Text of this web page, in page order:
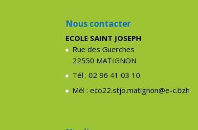
Nous contacter
ECOLE SAINT JOSEPH
Rue des Guerches
22550 MATIGNON
Tél : 02 96 41 03 10
Mél : eco22.stjo.matignon@e-c.bzh